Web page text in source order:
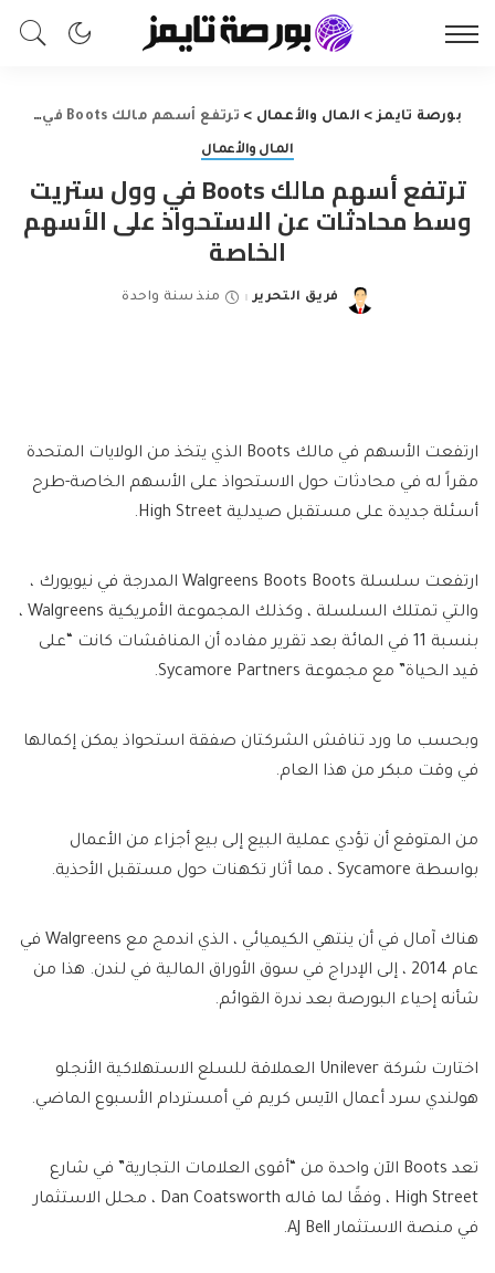
بورصة تايمز> المال والأعمال > ترتفع أسهم مالك Boots في وول ستريت وسط محادثات عن الاستحواذ على الأسهم الخاصة
المال والأعمال
ترتفع أسهم مالك Boots في وول ستريت
وسط محادثات عن الاستحواذ على الأسهم
الخاصة
Posted
فريق التحرير منذ سنة واحدة
ارتفعت الأسهم في مالك Boots الذي يتخذ من الولايات المتحدة
مقراً له في محادثات حول الاستحواذ على الأسهم الخاصة-طرح
أسئلة جديدة على مستقبل صيدلية High Street.
ارتفعت سلسلة Walgreens Boots Boots المدرجة في نيويورك ،
والتي تمتلك السلسلة ، وكذلك المجموعة الأمريكية Walgreens ،
بنسبة 11 في المائة بعد تقرير مفاده أن المناقشات كانت “على
قيد الحياة” مع مجموعة Sycamore Partners.
وبحسب ما ورد تناقش الشركتان صفقة استحواذ يمكن إكمالها
في وقت مبكر من هذا العام.
من المتوقع أن تؤدي عملية البيع إلى بيع أجزاء من الأعمال
بواسطة Sycamore ، مما أثار تكهنات حول مستقبل الأحذية.
هناك آمال في أن ينتهي الكيميائي ، الذي اندمج مع Walgreens في
عام 2014 ، إلى الإدراج في سوق الأوراق المالية في لندن. هذا من
شأنه إحياء البورصة بعد ندرة القوائم.
اختارت شركة Unilever العملاقة للسلع الاستهلاكية الأنجلو
هولندي سرد ​​أعمال الآيس كريم في أمستردام الأسبوع الماضي.
تعد Boots الآن واحدة من “أقوى العلامات التجارية” في شارع
High Street ، وفقًا لما قاله Dan Coatsworth ، محلل الاستثمار
في منصة الاستثمار AJ Bell.